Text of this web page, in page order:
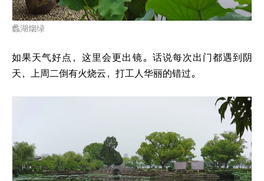
蠡湖烟绿
如果天气好点，这里会更出镜。话说每次出门都遇到阴
天，上周二倒有火烧云，打工人华丽的错过。